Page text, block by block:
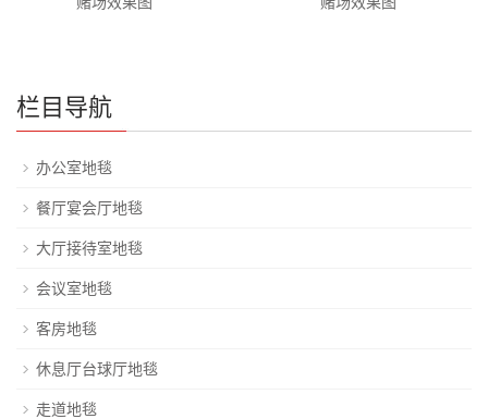
栏目导航
办公室地毯
餐厅宴会厅地毯
大厅接待室地毯
会议室地毯
客房地毯
休息厅台球厅地毯
走道地毯